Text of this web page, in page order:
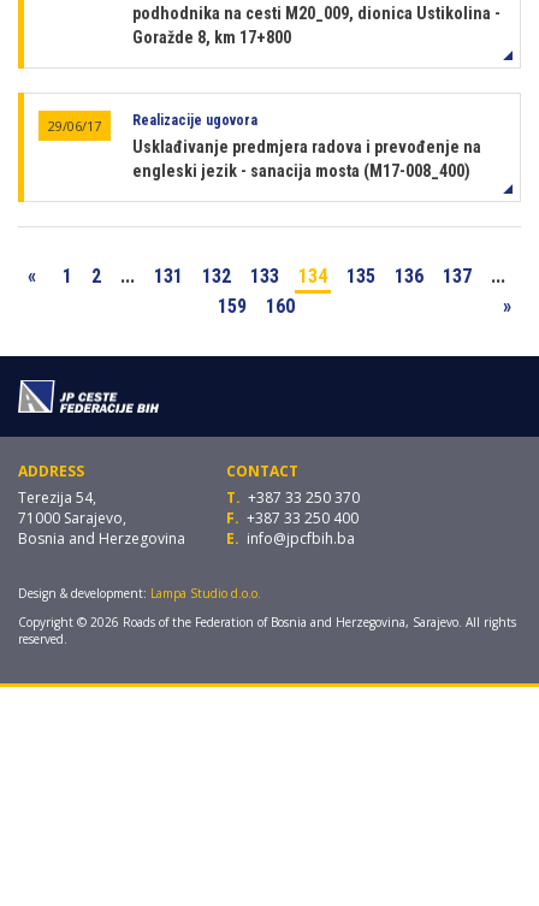
podhodnika na cesti M20_009, dionica Ustikolina -
Goražde 8, km 17+800
29/06/17 Realizacije ugovora
Usklađivanje predmjera radova i prevođenje na
engleski jezik - sanacija mosta (M17-008_400)
« 1 2 ... 131 132 133 134 135 136 137
...
159
160 »
ADDRESS
Terezija 54,
71000 Sarajevo,
Bosnia and Herzegovina
CONTACT
T. +387 33 250 370
F. +387 33 250 400
E. info@jpcfbih.ba
Design & development: Lampa Studio d.o.o.
Copyright © 2026 Roads of the Federation of Bosnia and Herzegovina, Sarajevo. All rights
reserved.